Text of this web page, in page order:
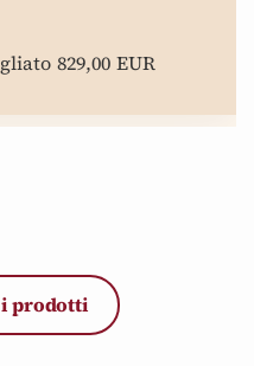
829,00 EUR
prodotti